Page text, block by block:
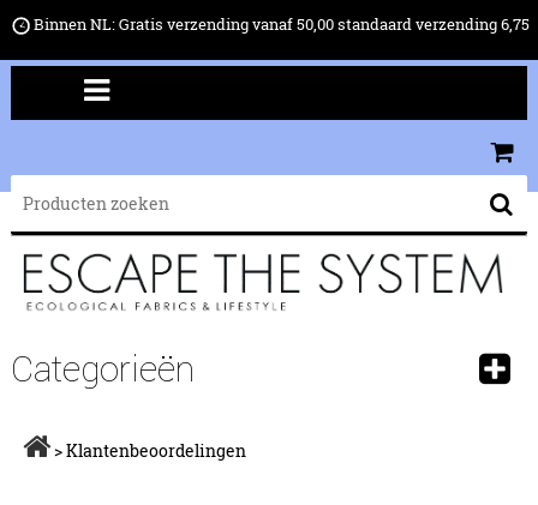
Binnen NL: Gratis verzending vanaf 50,00 standaard verzending 6,75
Categorieën
>Klantenbeoordelingen